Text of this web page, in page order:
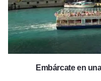
Embárcate en